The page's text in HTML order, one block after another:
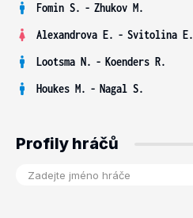
Fomin S. - Zhukov M.
Alexandrova E. - Svitolina E.
Lootsma N. - Koenders R.
Houkes M. - Nagal S.
Profily hráčů